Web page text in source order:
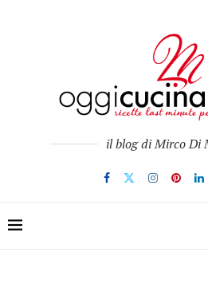
il blog di Mirco Di